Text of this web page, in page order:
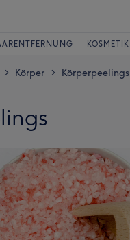
KOSMETIK
> Körper > Körperpeelings